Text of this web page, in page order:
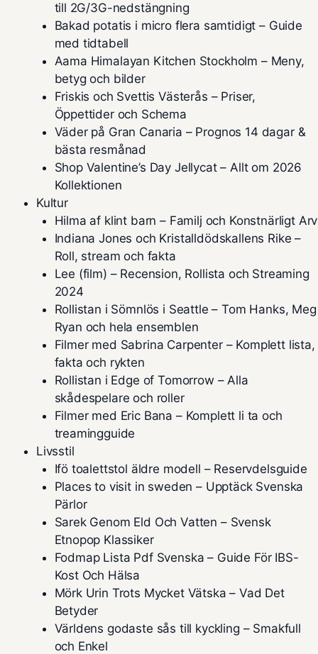
till 2G/3G-nedstängning
Bakad potatis i micro flera samtidigt – Guide
med tidtabell
Aama Himalayan Kitchen Stockholm – Meny,
betyg och bilder
Friskis och Svettis Västerås – Priser,
Öppettider och Schema
Väder på Gran Canaria – Prognos 14 dagar &
bästa resmånad
Shop Valentine’s Day Jellycat – Allt om 2026
Kollektionen
Kultur
Hilma af klint barn – Familj och Konstnärligt Arv
Indiana Jones och Kristalldödskallens Rike –
Roll, stream och fakta
Lee (film) – Recension, Rollista och Streaming
2024
Rollistan i Sömnlös i Seattle – Tom Hanks, Meg
Ryan och hela ensemblen
Filmer med Sabrina Carpenter – Komplett lista,
fakta och rykten
Rollistan i Edge of Tomorrow – Alla
skådespelare och roller
Filmer med Eric Bana – Komplett li ta och
treamingguide
Livsstil
Ifö toalettstol äldre modell – Reservdelsguide
Places to visit in sweden – Upptäck Svenska
Pärlor
Sarek Genom Eld Och Vatten – Svensk
Etnopop Klassiker
Fodmap Lista Pdf Svenska – Guide För IBS-
Kost Och Hälsa
Mörk Urin Trots Mycket Vätska – Vad Det
Betyder
Världens godaste sås till kyckling – Smakfull
och Enkel